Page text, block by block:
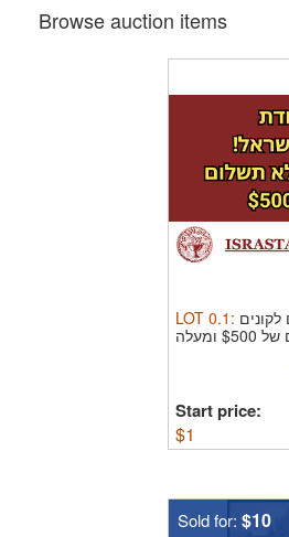
Browse auction items
LOT 0.1 :
ומעלה
Start price:
$1
Sold for: $10